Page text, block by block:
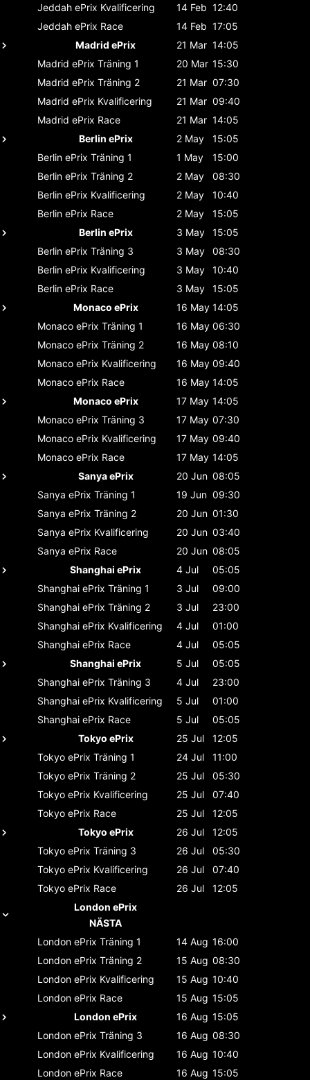
Jeddah ePrix Kvalificering 14 Feb 12:40
Jeddah ePrix Race 14 Feb 17:05
Madrid ePrix
21 Mar 14:05
Madrid ePrix Träning 1 20 Mar 15:30
Madrid ePrix Träning 2 21 Mar 07:30
Madrid ePrix Kvalificering 21 Mar 09:40
Madrid ePrix Race 21 Mar 14:05
Berlin ePrix
2 May
15:05
Berlin ePrix Träning 1 1 May
15:00
Berlin ePrix Träning 2 2 May
08:30
Berlin ePrix Kvalificering 2 May
10:40
Berlin ePrix Race 2 May
15:05
Berlin ePrix
3 May
15:05
Berlin ePrix Träning 3 3 May
08:30
Berlin ePrix Kvalificering 3 May
10:40
Berlin ePrix Race 3 May
15:05
Monaco ePrix
16 May 14:05
Monaco ePrix Träning 1 16 May 06:30
Monaco ePrix Träning 2 16 May 08:10
Monaco ePrix Kvalificering 16 May 09:40
Monaco ePrix Race 16 May 14:05
Monaco ePrix
17 May 14:05
Monaco ePrix Träning 3 17 May 07:30
Monaco ePrix Kvalificering 17 May 09:40
Monaco ePrix Race 17 May 14:05
Sanya ePrix
20 Jun 08:05
Sanya ePrix Träning 1 19 Jun 09:30
Sanya ePrix Träning 2 20 Jun 01:30
Sanya ePrix Kvalificering 20 Jun 03:40
Sanya ePrix Race 20 Jun 08:05
Shanghai ePrix
4 Jul
05:05
Shanghai ePrix Träning 1 3 Jul
09:00
Shanghai ePrix Träning 2 3 Jul
23:00
Shanghai ePrix Kvalificering 4 Jul
01:00
Shanghai ePrix Race 4 Jul
05:05
Shanghai ePrix
5 Jul
05:05
Shanghai ePrix Träning 3 4 Jul
23:00
Shanghai ePrix Kvalificering 5 Jul
01:00
Shanghai ePrix Race 5 Jul
05:05
Tokyo ePrix
25 Jul
12:05
Tokyo ePrix Träning 1 24 Jul
11:00
Tokyo ePrix Träning 2 25 Jul
05:30
Tokyo ePrix Kvalificering 25 Jul
07:40
Tokyo ePrix Race 25 Jul
12:05
Tokyo ePrix
26 Jul
12:05
Tokyo ePrix Träning 3 26 Jul
05:30
Tokyo ePrix Kvalificering 26 Jul
07:40
Tokyo ePrix Race 26 Jul
12:05
London ePrix
NÄSTA
London ePrix Träning 1 14 Aug 16:00
London ePrix Träning 2 15 Aug 08:30
London ePrix Kvalificering 15 Aug 10:40
London ePrix Race 15 Aug 15:05
London ePrix
16 Aug 15:05
London ePrix Träning 3 16 Aug 08:30
London ePrix Kvalificering 16 Aug 10:40
London ePrix Race 16 Aug 15:05